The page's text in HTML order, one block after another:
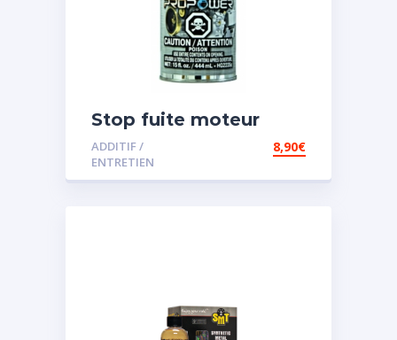
Stop fuite moteur
ADDITIF /
ENTRETIEN
8,90€